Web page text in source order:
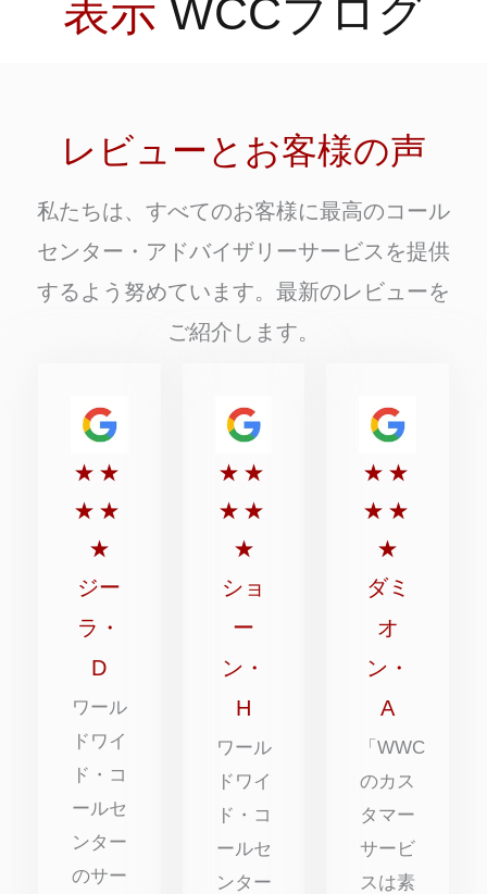
表示 WCCブログ
レビューとお客様の声
私たちは、すべてのお客様に最高のコール
センター・アドバイザリーサービスを提供
するよう努めています。最新のレビューを
ご紹介します。
★ ★
★ ★
★
5
点
満
点
中
点
ジー
ラ・
D
ワール
ドワイ
ド・コ
ールセ
ンター
のサー
★ ★
★ ★
★
5
点
満
点
中
5
ショ
ー
ン・
H
ワール
ドワイ
ド・コ
ールセ
ンター
★ ★
★ ★
★
5
点
点
5
ダミ
オ
ン・
A
「WWC
のカス
タマー
サービ
スは素